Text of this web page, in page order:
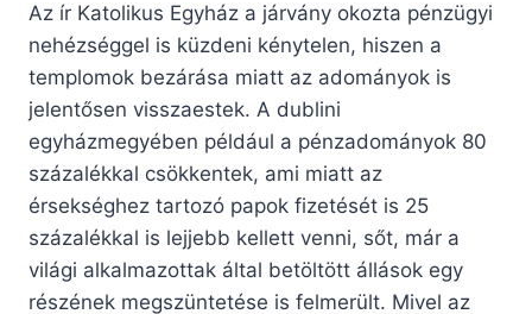
Az ír Katolikus Egyház a járvány okozta pénzügyi
nehézséggel is küzdeni kénytelen, hiszen a
templomok bezárása miatt az adományok is
jelentősen visszaestek. A dublini
egyházmegyében például a pénzadományok 80
százalékkal csökkentek, ami miatt az
érsekséghez tartozó papok fizetését is 25
százalékkal is lejjebb kellett venni, sőt, már a
világi alkalmazottak által betöltött állások egy
részének megszüntetése is felmerült. Mivel az